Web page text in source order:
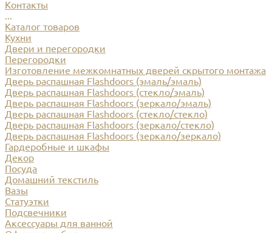
Контакты
...
Каталог товаров
Кухни
Двери и перегородки
Перегородки
Изготовление межкомнатных дверей скрытого монтажа
Дверь распашная Flashdoors (эмаль/эмаль)
Дверь распашная Flashdoors (стекло/эмаль)
Дверь распашная Flashdoors (зеркало/эмаль)
Дверь распашная Flashdoors (стекло/стекло)
Дверь распашная Flashdoors (зеркало/стекло)
Дверь распашная Flashdoors (зеркало/зеркало)
Гардеробные и шкафы
Декор
Посуда
Домашний текстиль
Вазы
Статуэтки
Подсвечники
Аксессуары для ванной